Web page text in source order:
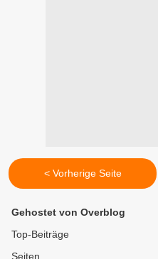
< Vorherige Seite
Gehostet von Overblog
Top-Beiträge
Seiten